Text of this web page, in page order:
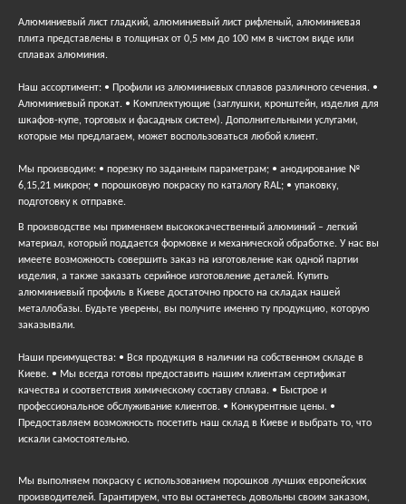
Алюминиевый лист гладкий, алюминиевый лист рифленый, алюминиевая
плита представлены в толщинах от 0,5 мм до 100 мм в чистом виде или
сплавах алюминия.
Наш ассортимент: • Профили из алюминиевых сплавов различного сечения. •
Алюминиевый прокат. • Комплектующие (заглушки, кронштейн, изделия для
шкафов-купе, торговых и фасадных систем). Дополнительными услугами,
которые мы предлагаем, может воспользоваться любой клиент.
Мы производим: • порезку по заданным параметрам; • анодирование №
6,15,21 микрон; • порошковую покраску по каталогу RAL; • упаковку,
подготовку к отправке.
В производстве мы применяем высококачественный алюминий – легкий
материал, который поддается формовке и механической обработке. У нас вы
имеете возможность совершить заказ на изготовление как одной партии
изделия, а также заказать серийное изготовление деталей. Купить
алюминиевый профиль в Киеве достаточно просто на складах нашей
металлобазы. Будьте уверены, вы получите именно ту продукцию, которую
заказывали.
Наши преимущества: • Вся продукция в наличии на собственном складе в
Киеве. • Мы всегда готовы предоставить нашим клиентам сертификат
качества и соответствия химическому составу сплава. • Быстрое и
профессиональное обслуживание клиентов. • Конкурентные цены. •
Предоставляем возможность посетить наш склад в Киеве и выбрать то, что
искали самостоятельно.
Мы выполняем покраску с использованием порошков лучших европейских
производителей. Гарантируем, что вы останетесь довольны своим заказом,